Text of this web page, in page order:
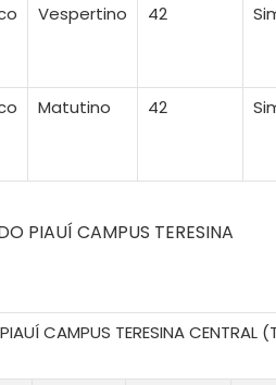
Vespertino 42
Matutino 42
PIAUÍ CAMPUS TERESINA
CAMPUS TERESINA CENTRAL